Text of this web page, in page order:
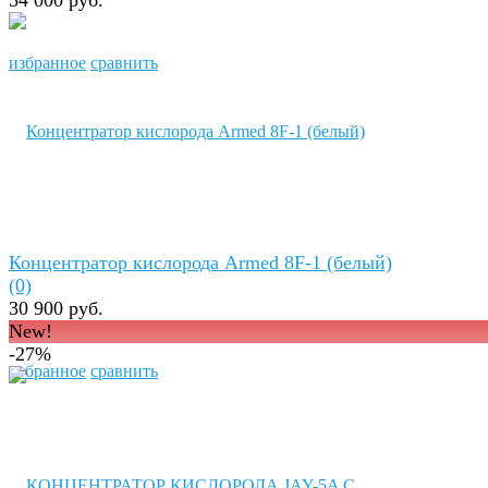
избранное сравнить
избранное сравнить
Концентратор кислорода Armed 8F-1 (белый)
(0)
30 900 руб.
New!
-27%